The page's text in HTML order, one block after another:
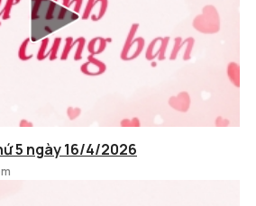
5 ngày 16/4/2026